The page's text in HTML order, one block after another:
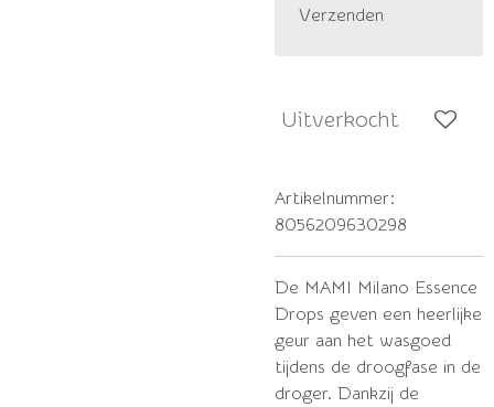
Verzenden
Uitverkocht
Artikelnummer:
8056209630298
De MAMI Milano Essence
Drops geven een heerlijke
geur aan het wasgoed
tijdens de droogfase in de
droger. Dankzij de